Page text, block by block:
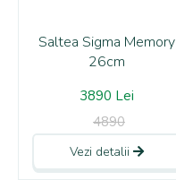
Saltea Sigma Memory
26cm
3890 Lei
4890
Vezi detalii